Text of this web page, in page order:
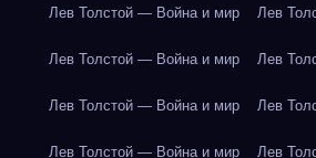
Лев Толстой — Война и мир Лев
Лев Толстой — Война и мир Лев
Лев Толстой — Война и мир Лев
Лев Толстой — Война и мир Лев